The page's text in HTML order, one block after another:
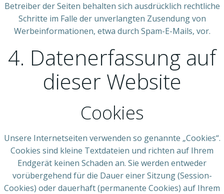
Betreiber der Seiten behalten sich ausdrücklich rechtliche
Schritte im Falle der unverlangten Zusendung von
Werbeinformationen, etwa durch Spam-E-Mails, vor.
4. Datenerfassung auf
dieser Website
Cookies
Unsere Internetseiten verwenden so genannte „Cookies“.
Cookies sind kleine Textdateien und richten auf Ihrem
Endgerät keinen Schaden an. Sie werden entweder
vorübergehend für die Dauer einer Sitzung (Session-
Cookies) oder dauerhaft (permanente Cookies) auf Ihrem